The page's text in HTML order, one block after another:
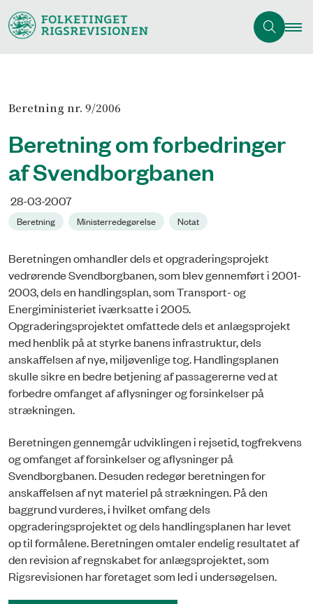
Beretning nr. 9/2006
Beretning om forbedringer
af Svendborgbanen
28-03-2007
Beretning Ministerredegørelse Notat
Beretningen omhandler dels et opgraderingsprojekt
vedrørende Svendborgbanen, som blev gennemført i 2001-
2003, dels en handlingsplan, som Transport- og
Energiministeriet iværksatte i 2005.
Opgraderingsprojektet omfattede dels et anlægsprojekt
med henblik på at styrke banens infrastruktur, dels
anskaffelsen af nye, miljøvenlige tog. Handlingsplanen
skulle sikre en bedre betjening af passagererne ved at
forbedre omfanget af aflysninger og forsinkelser på
strækningen.
Beretningen gennemgår udviklingen i rejsetid, togfrekvens
og omfanget af forsinkelser og aflysninger på
Svendborgbanen. Desuden redegør beretningen for
anskaffelsen af nyt materiel på strækningen. På den
baggrund vurderes, i hvilket omfang dels
opgraderingsprojektet og dels handlingsplanen har levet
op til formålene. Beretningen omtaler endelig resultatet af
den revision af regnskabet for anlægsprojektet, som
Rigsrevisionen har foretaget som led i undersøgelsen.